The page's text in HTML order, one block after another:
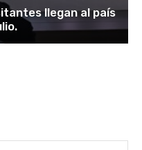
llegan al país